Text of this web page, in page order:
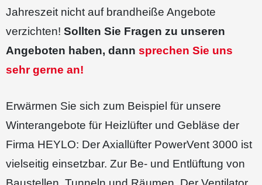
Jahreszeit nicht auf brandheiße Angebote
verzichten! Sollten Sie Fragen zu unseren
Angeboten haben, dann sprechen Sie uns
sehr gerne an!
Erwärmen Sie sich zum Beispiel für unsere
Winterangebote für Heizlüfter und Gebläse der
Firma HEYLO: Der Axiallüfter PowerVent 3000 ist
vielseitig einsetzbar. Zur Be- und Entlüftung von